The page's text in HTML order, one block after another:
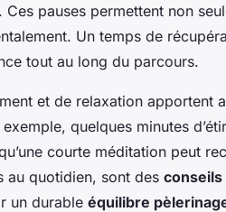
pauses permettent non
Un temps de
tout au long du parcours.
et de relaxation apportent
quelques minutes
courte méditation peut
au quotidien, sont des
un durable équilibre